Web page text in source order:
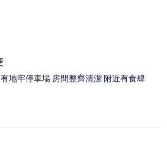
地牢停車場 房間整齊清潔 附近有食肆